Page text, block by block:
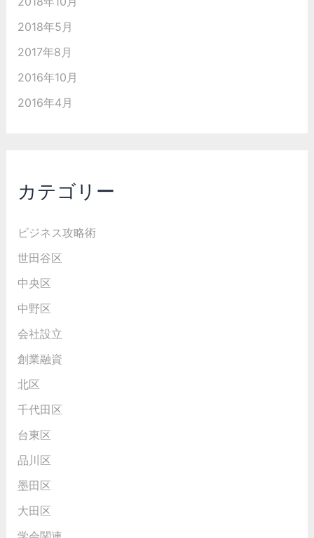
2018年5月
2017年8月
2016年10月
2016年4月
カテゴリー
ビジネス攻略術
世田谷区
中央区
中野区
会社設立
創業融資
北区
千代田区
台東区
品川区
墨田区
大田区